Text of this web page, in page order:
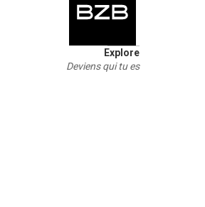
Explore
Deviens qui tu es